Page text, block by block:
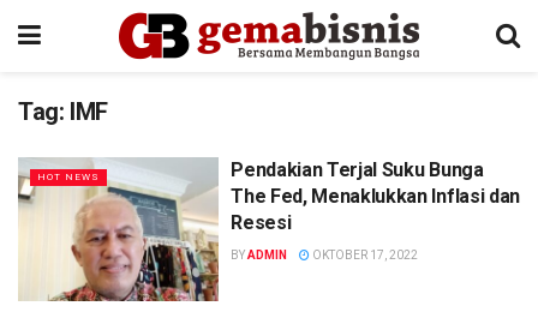
Tag: IMF
HOT NEWS
Pendakian Terjal Suku Bunga
The Fed, Menaklukkan Inflasi dan
Resesi
BYADMIN OKTOBER 17, 2022